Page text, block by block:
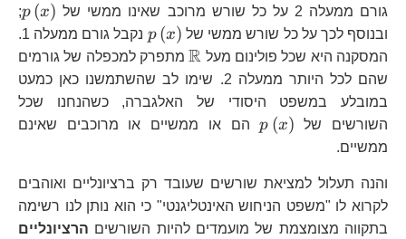
גורם ממעלה 2 על כל שורש מרוכב שאינו ממשי של p (x)
;
ובנוסף לכך על כל שורש ממשי של
p\left(x\right)
p (x)
נקבל גורם ממעלה 1.
המסקנה היא שכל פולינום מעל
\mathbb{R}
R מתפרק למכפלה של גורמים
שהם לכל היותר ממעלה 2. שימו לב שהשתמשנו כאן כמעט
במובלע במשפט היסודי של האלגברה, כשהנחנו שכל
השורשים של
p\left(x\right) p (x)
הם או ממשיים או מרוכבים שאינם
ממשיים.
והנה תעלול למציאת שורשים שעובד רק ברציונליים ואוהבים
לקרוא לו "משפט הניחוש האינטליגנטי" כי הוא נותן לנו רשימה
בתקווה מצומצמת של מועמדים להיות השורשים הרציונליים